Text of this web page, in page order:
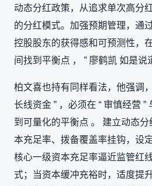
动态分红政策，从追求单次高分
的分红模式。加强预期管理，通
控股股东的获得感和可预测性，
间找到平衡点 ， ” 廖鹤凯 如是说
柏文喜也持有同样看法，他强调
长线资金 ” ，必须在 “ 审慎经营 ”
到可量化的平衡点 。 建立动态
本充足率、拨备覆盖率挂钩，设
核心一级资本充足率逼近监管红
式；当资本缓冲充裕时，适度提